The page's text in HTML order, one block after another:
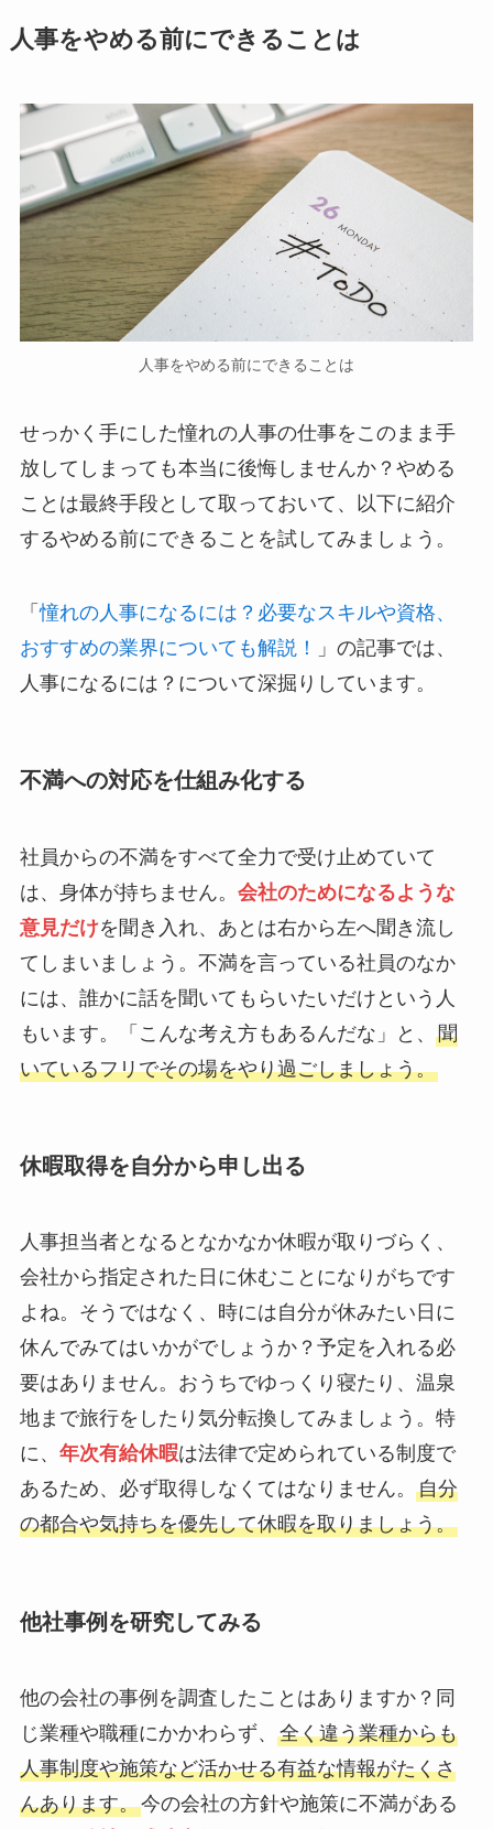
人事をやめる前にできることは
人事をやめる前にできることは
せっかく手にした憧れの人事の仕事をこのまま手
放してしまっても本当に後悔しませんか？やめる
ことは最終手段として取っておいて、以下に紹介
するやめる前にできることを試してみましょう。
「憧れの人事になるには？必要なスキルや資格、
おすすめの業界についても解説！
」の記事では、
人事になるには？について深掘りしています。
不満への対応を仕組み化する
社員からの不満をすべて全力で受け止めていて
は、身体が持ちません。 会社のためになるような
意見だけを聞き入れ、あとは右から左へ聞き流し
てしまいましょう。不満を言っている社員のなか
には、誰かに話を聞いてもらいたいだけという人
もいます。「こんな考え方もあるんだな」と、 聞
いているフリでその場をやり過ごしましょう。
休暇取得を自分から申し出る
人事担当者となるとなかなか休暇が取りづらく、
会社から指定された日に休むことになりがちです
よね。そうではなく、時には自分が休みたい日に
休んでみてはいかがでしょうか？予定を入れる必
要はありません。おうちでゆっくり寝たり、温泉
地まで旅行をしたり気分転換してみましょう。特
に、 年次有給休暇は法律で定められている制度で
あるため、必ず取得しなくてはなりません。 自分
の都合や気持ちを優先して休暇を取りましょう。
他社事例を研究してみる
他の会社の事例を調査したことはありますか？同
じ業種や職種にかかわらず、 全く違う業種からも
人事制度や施策など活かせる有益な情報がたくさ
んあります。今の会社の方針や施策に不満がある